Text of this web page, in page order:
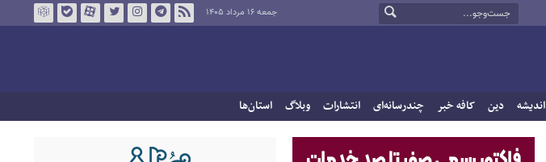
جمعه ۱۶ مرداد ۱۴۰۵
اندیشه دین کافه خبر چندرسانه‌ای انتشارات وبلاگ استان‌ها